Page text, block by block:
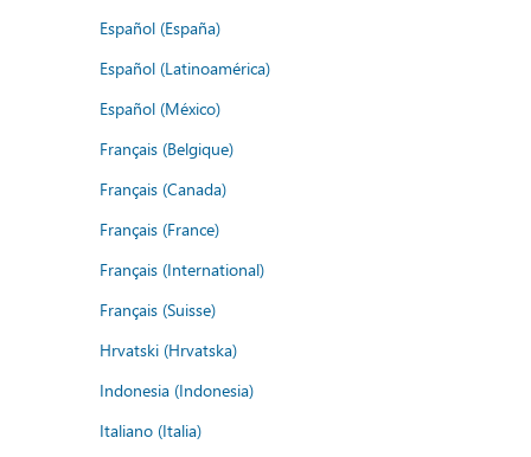
Español (España)
Español (Latinoamérica)
Español (México)
Français (Belgique)
Français (Canada)
Français (France)
Français (International)
Français (Suisse)
Hrvatski (Hrvatska)
Indonesia (Indonesia)
Italiano (Italia)